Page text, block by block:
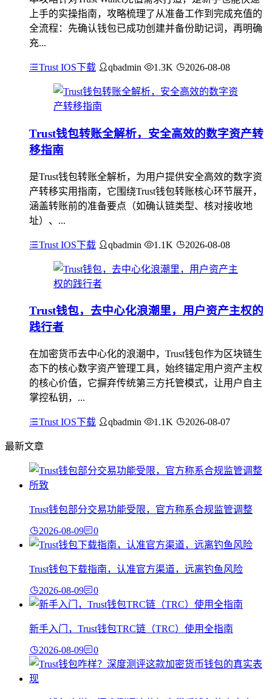
上手的实操指南，攻略梳理了从准备工作到完成充值的
全流程：先确认钱包已成功创建并备份助记词，再明确
充...
Trust IOS下载 qbadmin 1.3K 2026-08-08
Trust钱包转账全解析，安全高效的数字资产转
移指南
是Trust钱包转账全解析，为用户提供安全高效的数字资
产转移实用指南，它围绕Trust钱包转账核心环节展开，
涵盖转账前的准备要点（如确认链类型、核对接收地
址）、...
Trust IOS下载 qbadmin 1.1K 2026-08-08
Trust钱包，去中心化浪潮里，用户资产主权的
践行者
在加密货币去中心化的浪潮中，Trust钱包作为区块链生
态下的核心数字资产管理工具，始终锚定用户资产主权
的核心价值，它摒弃传统第三方托管模式，让用户自主
掌控私钥，...
Trust IOS下载 qbadmin 1.1K 2026-08-07
最新文章
Trust钱包部分交易功能受限，官方称系合规监管调整
2026-08-09 0
Trust钱包下载指南，认准官方渠道，远离钓鱼风险
2026-08-09 0
新手入门，Trust钱包TRC链（TRC）使用全指南
2026-08-09 0